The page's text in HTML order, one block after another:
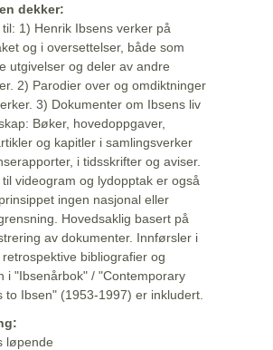
dekker:
1) Henrik Ibsens verker på
og i oversettelser, både som
utgivelser og deler av andre
2) Parodier over og omdiktninger
3) Dokumenter om Ibsens liv
Bøker, hovedoppgaver,
og kapitler i samlingsverker
i tidsskrifter og aviser.
videogram og lydopptak er også
ingen nasjonal eller
Hovedsaklig basert på
av dokumenter. Innførsler i
bibliografier og
i "Ibsenårbok" / "Contemporary
to Ibsen" (1953-1997) er inkludert.
løpende